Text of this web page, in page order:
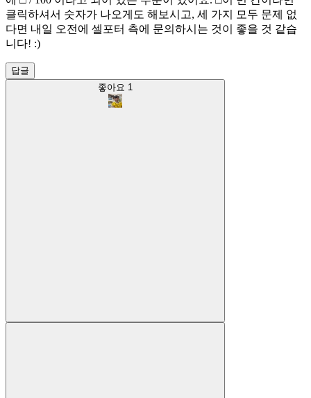
클릭하셔서 숫자가 나오게도 해보시고, 세 가지 모두 문제 없
다면 내일 오전에 셀포터 측에 문의하시는 것이 좋을 것 같습
니다! :)
답글
좋아요 1